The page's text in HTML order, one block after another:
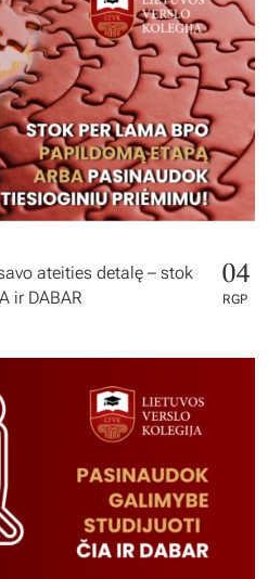
ateities detalę – stok
ir DABAR
04
RGP